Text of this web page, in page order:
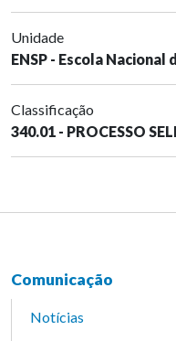
Unidade
ENSP - Escola
Classificação
340.01 - PROCESSO
Comunicação
Notícias